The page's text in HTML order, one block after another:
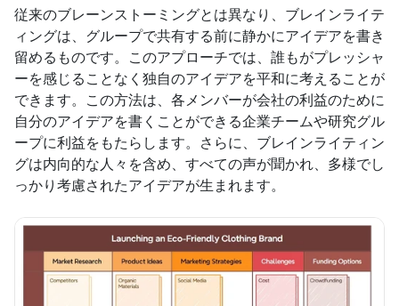
従来のブレーンストーミングとは異なり、ブレインライテ
ィングは、グループで共有する前に静かにアイデアを書き
留めるものです。このアプローチでは、誰もがプレッシャ
ーを感じることなく独自のアイデアを平和に考えることが
できます。この方法は、各メンバーが会社の利益のために
自分のアイデアを書くことができる企業チームや研究グル
ープに利益をもたらします。さらに、ブレインライティン
グは内向的な人々を含め、すべての声が聞かれ、多様でし
っかり考慮されたアイデアが生まれます。